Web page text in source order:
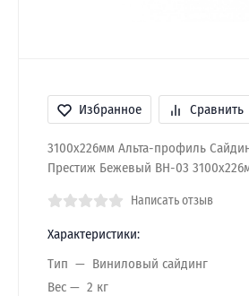
Избранное Сравнить
3100х226мм Альта-профиль
Престиж Бежевый ВН-03
Написать отзыв
Характеристики:
Тип
Виниловый сайдинг
Вес
2 кг